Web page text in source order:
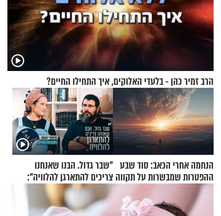
הרב זמיר כהן - בלעדי האלוקים, איך התחילו החיים?
הנחמה אחרי הכאב: סוד שבע
ההפטרות שמבשרות על תקווה
וגאולה
"שבר גדול. הבנו שאנחנו
צריכים להתארגן להלוויה":
זוגיות במבחן, הפעם עם מרים
וגד דנינו